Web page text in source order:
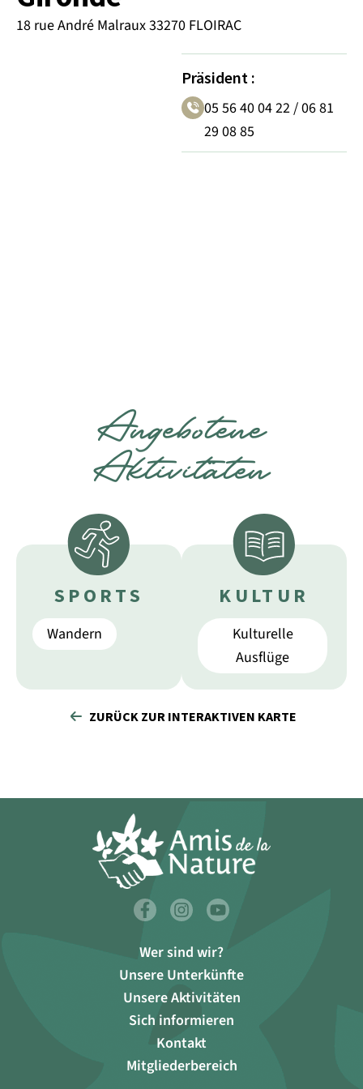
18 rue André Malraux 33270 FLOIRAC
Präsident :
05 56 40 04 22 / 06 81
29 08 85
Angebotene
Aktivitäten
SPORTS
Wandern
KULTUR
Kulturelle
Ausflüge
ZURÜCK ZUR INTERAKTIVEN KARTE
Wer sind wir?
Unsere Unterkünfte
Unsere Aktivitäten
Sich informieren
Kontakt
Mitgliederbereich